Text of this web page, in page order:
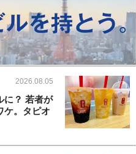
2026.08.05
に？ 若者が
ケ。タピオ